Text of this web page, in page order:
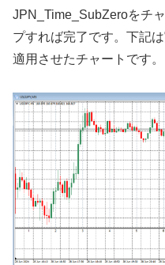
JPN_Time_SubZeroをチ
プすれば完了です。下記
適用させたチャートです。